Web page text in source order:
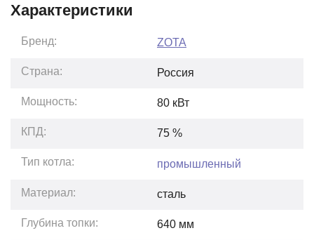
Характеристики
Бренд: ZOTA
Страна: Россия
Мощность: 80 кВт
КПД: 75 %
Тип котла: промышленный
Материал: сталь
Глубина топки: 640 мм